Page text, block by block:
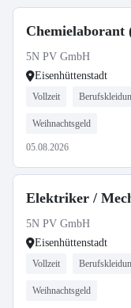
Chemielaborant
5N PV GmbH
Eisenhüttenstadt
Vollzeit
Weihnachtsgeld
05.08.2026
Elektriker /
5N PV GmbH
Eisenhüttenstadt
Vollzeit
Weihnachtsgeld